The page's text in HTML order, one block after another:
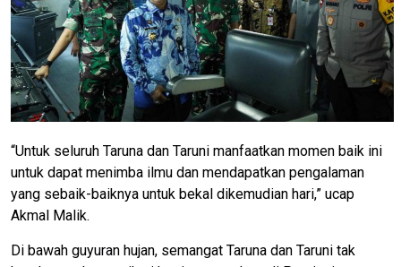
“Untuk seluruh Taruna dan Taruni manfaatkan momen baik ini
untuk dapat menimba ilmu dan mendapatkan pengalaman
yang sebaik-baiknya untuk bekal dikemudian hari,” ucap
Akmal Malik.
Di bawah guyuran hujan, semangat Taruna dan Taruni tak